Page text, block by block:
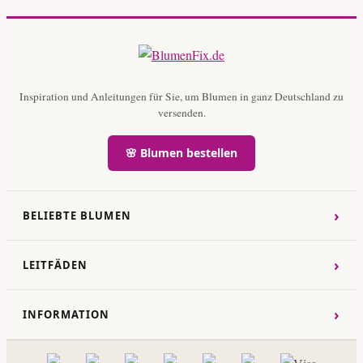
Inspiration und Anleitungen für Sie, um Blumen in ganz Deutschland zu
versenden.
🌸 Blumen bestellen
BELIEBTE BLUMEN ›
LEITFÄDEN ›
INFORMATION ›